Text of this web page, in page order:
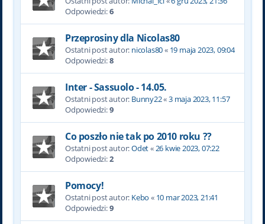
Odpowiedzi:6
Przeprosiny dla Nicolas80
Ostatni post autor: nicolas80« 19 maja 2023, 09:04
Odpowiedzi:8
Inter - Sassuolo - 14.05.
Ostatni post autor: Bunny22«3 maja 2023, 11:57
Odpowiedzi:9
Co poszło nie tak po 2010 roku ??
Ostatni post autor:Odet«26 kwie 2023, 07:22
Odpowiedzi:2
Pomocy!
Ostatni post autor: Kebo « 10 mar 2023, 21:41
Odpowiedzi:9